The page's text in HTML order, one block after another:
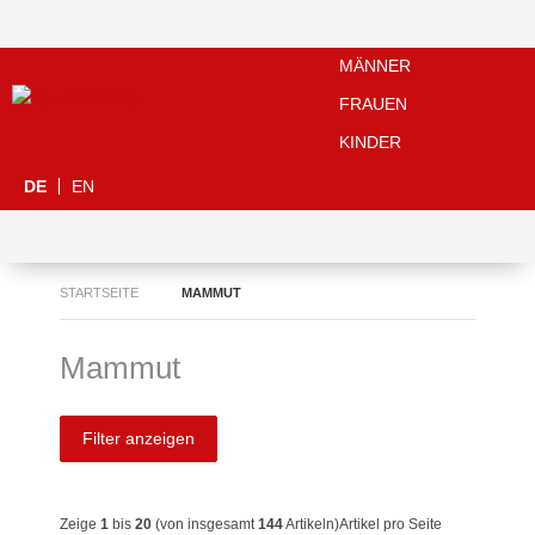
MÄNNER
FRAUEN
KINDER
DE EN
STARTSEITE MAMMUT
Mammut
Filter anzeigen
Zeige 1 bis 20 (von insgesamt144Artikeln)Artikel pro Seite